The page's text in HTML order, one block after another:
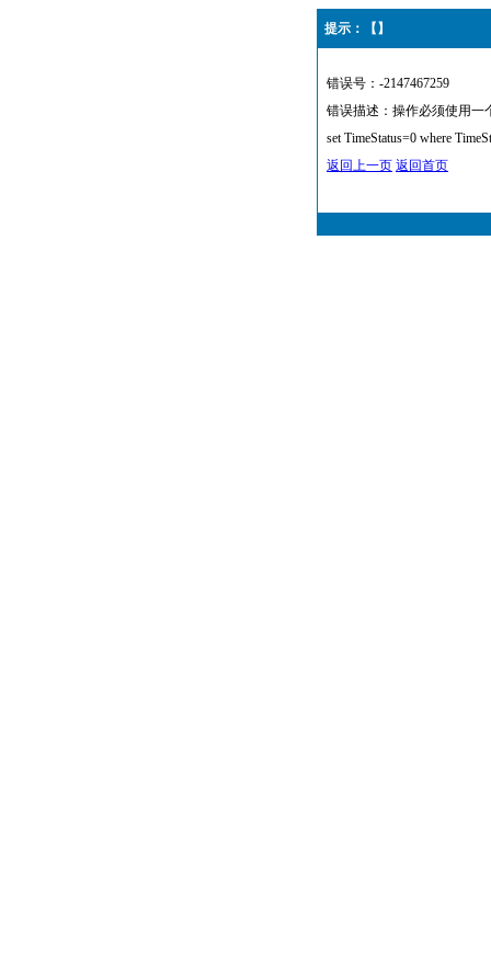
提示：【】
错误号：-2147467259
错误描述：操作必须使用一
set TimeStatus=0 where
返回上一页 返回首页